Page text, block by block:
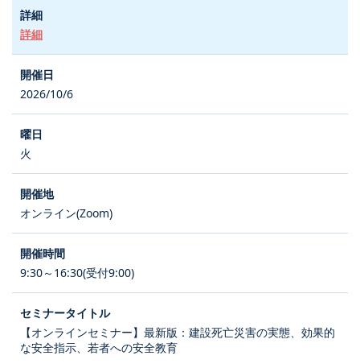
詳細
2026/10/6
火
オンライン(Zoom)
9:30～16:30(受付9:00)
【オンラインセミナー】最新版：建設死亡災害の実態、効果的
な安全指示、若者への安全教育